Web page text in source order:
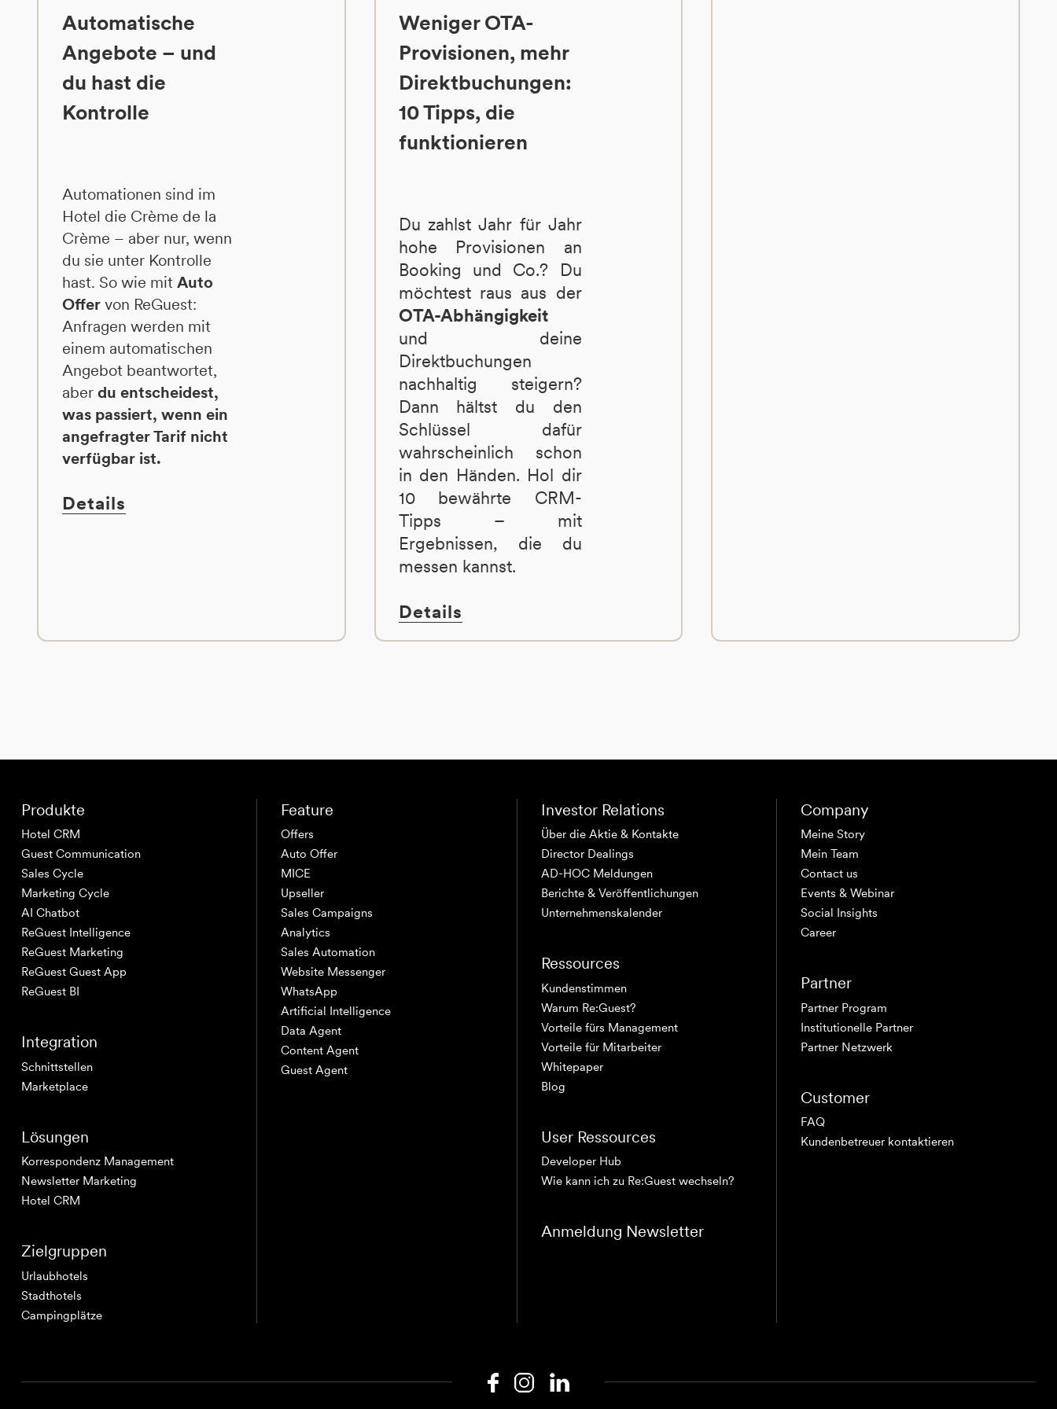
Automatische
Angebote – und
du hast die
Kontrolle
Automationen sind im
Hotel die Crème de la
Crème – aber nur, wenn
du sie unter Kontrolle
hast. So wie mit Auto
Offervon ReGuest:
Anfragen werden mit
einem automatischen
Angebot beantwortet,
aber du entscheidest,
was passiert, wenn ein
angefragter Tarif nicht
verfügbar ist.
Details
Weniger OTA-
Provisionen, mehr
Direktbuchungen:
10 Tipps, die
funktionieren
Du zahlst Jahr für Jahr
hohe Provisionen an
Booking und Co.? Du
möchtest raus aus der
OTA-Abhängigkeit
und deine
Direktbuchungen
nachhaltig steigern?
Dann hältst du den
Schlüssel dafür
wahrscheinlich schon
in den Händen. Hol dir
10 bewährte CRM-
Tipps – mit
Ergebnissen, die du
messen kannst.
Details
Produkte
Hotel CRM
Guest Communication
Sales Cycle
Marketing Cycle
AI Chatbot
ReGuest Intelligence
ReGuest Marketing
ReGuest Guest App
ReGuest BI
Integration
Schnittstellen
Marketplace
Lösungen
Korrespondenz Management
Newsletter Marketing
Hotel CRM
Zielgruppen
Urlaubhotels
Stadthotels
Campingplätze
Feature
Offers
Auto Offer
MICE
Upseller
Sales Campaigns
Analytics
Sales Automation
Website Messenger
WhatsApp
Artificial Intelligence
Data Agent
Content Agent
Guest Agent
Investor Relations
Über die Aktie & Kontakte
Director Dealings
AD-HOC Meldungen
Berichte & Veröffentlichungen
Unternehmenskalender
Ressources
Kundenstimmen
Warum Re:Guest?
Vorteile fürs Management
Vorteile für Mitarbeiter
Whitepaper
Blog
User Ressources
Developer Hub
Wie kann ich zu Re:Guest wechseln?
Anmeldung Newsletter
Company
Meine Story
Mein Team
Contact us
Events & Webinar
Social Insights
Career
Partner
Partner Program
Institutionelle Partner
Partner Netzwerk
Customer
FAQ
Kundenbetreuer kontaktieren